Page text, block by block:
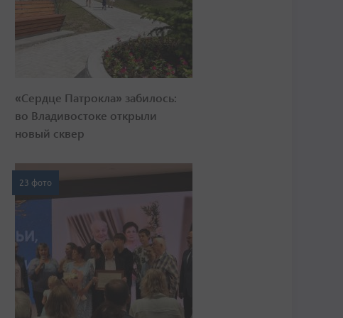
«Сердце Патрокла» забилось:
во Владивостоке открыли
новый сквер
23 фото